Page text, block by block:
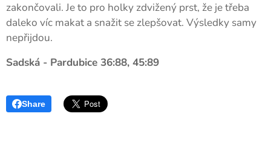
zakončovali. Je to pro holky zdvižený prst, že je třeba
daleko víc makat a snažit se zlepšovat. Výsledky samy
nepřijdou.
Sadská - Pardubice 36:88, 45:89
Share